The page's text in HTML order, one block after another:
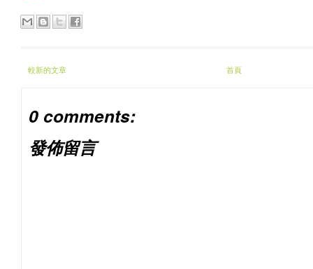
較新的文章 首頁
0 comments:
發佈留言